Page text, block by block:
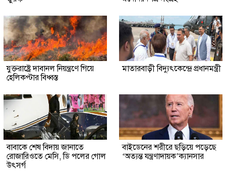
যুক্তরাষ্ট্রে দাবানল নিয়ন্ত্রণে গিয়ে
হেলিকপ্টার বিধ্বস্ত
মাতারবাড়ী বিদ্যুৎকেন্দ্রে প্রধানমন্ত্রী
বাবাকে শেষ বিদায় জানাতে
রোজারিওতে মেসি, ডি পলের গোল
উৎসর্গ
বাইডেনের শরীরে ছড়িয়ে পড়েছে
‘অত্যন্ত যন্ত্রণাদায়ক’ক্যানসার